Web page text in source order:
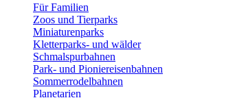
Für Familien
Zoos und Tierparks
Miniaturenparks
Kletterparks- und wälder
Schmalspurbahnen
Park- und Pioniereisenbahnen
Sommerrodelbahnen
Planetarien